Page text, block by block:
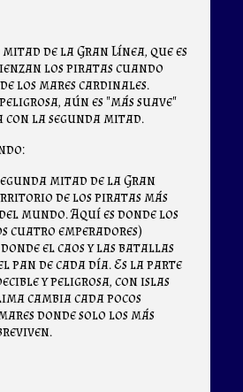
de la Gran Línea, que es
los piratas cuando
los mares cardinales.
aún es "más suave"
con la segunda mitad.
mitad de la Gran
de los piratas más
mundo. Aquí es donde los
cuatro emperadores)
el caos y las batallas
pan de cada día. Es la parte
y peligrosa, con islas
cambia cada pocos
donde solo los más